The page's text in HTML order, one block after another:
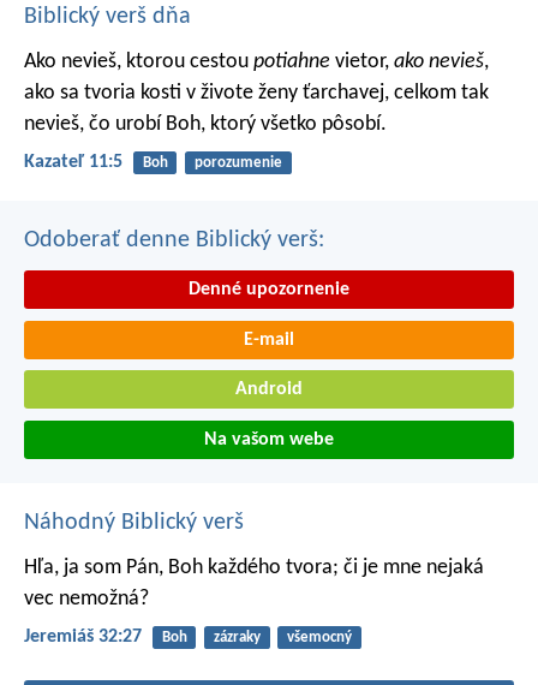
Biblický verš dňa
Ako nevieš, ktorou cestou potiahne vietor, ako nevieš,
ako sa tvoria kosti v živote ženy ťarchavej, celkom tak
nevieš, čo urobí Boh, ktorý všetko pôsobí.
Kazateľ 11:5 Boh porozumenie
Odoberať denne Biblický verš:
Denné upozornenie
E-mail
Android
Na vašom webe
Náhodný Biblický verš
Hľa, ja som Pán, Boh každého tvora; či je mne nejaká
vec nemožná?
Jeremiáš 32:27 Boh zázraky všemocný